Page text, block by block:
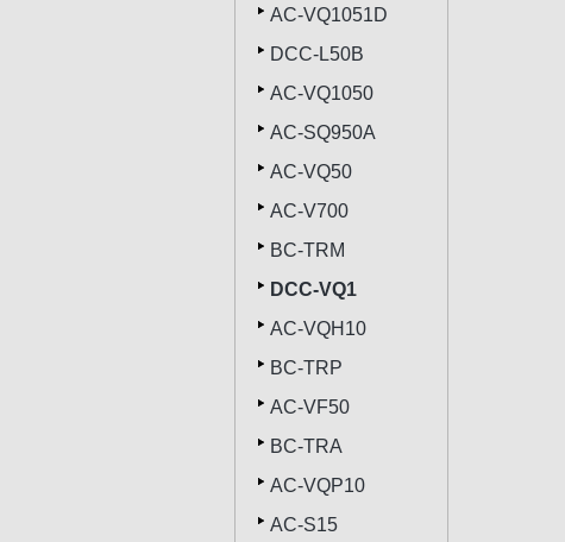
AC-VQ1051D
DCC-L50B
AC-VQ1050
AC-SQ950A
AC-VQ50
AC-V700
BC-TRM
DCC-VQ1
AC-VQH10
BC-TRP
AC-VF50
BC-TRA
AC-VQP10
AC-S15